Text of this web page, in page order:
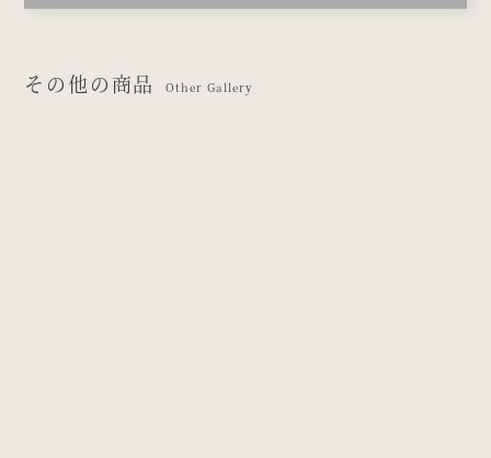
その他の商品 Other Gallery